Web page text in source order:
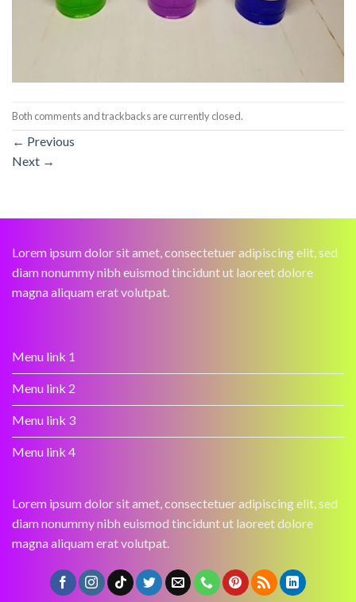
Both comments and trackbacks are currently closed.
← Previous
Next →
Lorem ipsum dolor sit amet, consectetuer adipiscing elit, sed
diam nonummy nibh euismod tincidunt ut laoreet dolore
magna aliquam erat volutpat.
Menu link 1
Menu link 2
Menu link 3
Menu link 4
Lorem ipsum dolor sit amet, consectetuer adipiscing elit, sed
diam nonummy nibh euismod tincidunt ut laoreet dolore
magna aliquam erat volutpat.